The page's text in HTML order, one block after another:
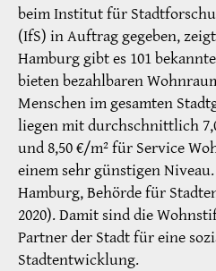
beim Institut für
(IfS) in Auftrag gegeben,
Hamburg gibt es 101
bieten bezahlbaren
Menschen im gesamten
liegen mit durchschnittlich
und 8,50 €/m² für Service
einem sehr günstigen
Hamburg, Behörde für
2020). Damit sind die
Partner der Stadt für eine
Stadtentwicklung.